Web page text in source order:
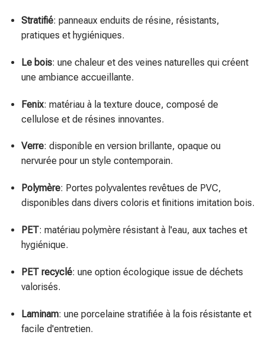
Stratifié: panneaux enduits de résine, résistants,
pratiques et hygiéniques.
Le bois: une chaleur et des veines naturelles qui créent
une ambiance accueillante.
Fenix: matériau à la texture douce, composé de
cellulose et de résines innovantes.
Verre: disponible en version brillante, opaque ou
nervurée pour un style contemporain.
Polymère: Portes polyvalentes revêtues de PVC,
disponibles dans divers coloris et finitions imitation bois.
PET: matériau polymère résistant à l'eau, aux taches et
hygiénique.
PET recyclé: une option écologique issue de déchets
valorisés.
Laminam: une porcelaine stratifiée à la fois résistante et
facile d'entretien.